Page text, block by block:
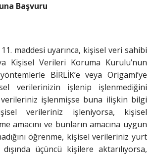
Başvuru
maddesi uyarınca, kişisel veri sahibi
Kişisel Verileri Koruma Kurulu’nun
BİRLİK’e veya Origami’ye
verilerinizin işlenip işlenmediğini
işlenmişse buna ilişkin bilgi
verileriniz işleniyorsa, kişisel
amacını ve bunların amacına uygun
öğrenme, kişisel verileriniz yurt
üçüncü kişilere aktarılıyorsa,